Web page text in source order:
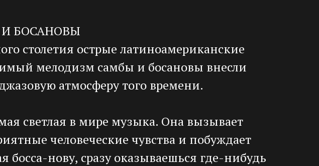
БОСАНОВЫ
столетия острые латиноамериканские
мелодизм самбы и босановы внесли
атмосферу того времени.
светлая в мире музыка. Она вызывает
человеческие чувства и побуждает
босса-нову, сразу оказываешься где-нибудь